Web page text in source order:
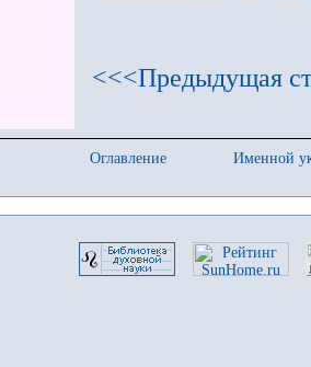
<<<Предыдущая
Оглавление
Именной